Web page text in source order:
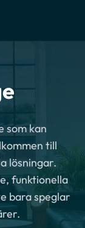
som kan
till
lösningar.
funktionella
bara speglar